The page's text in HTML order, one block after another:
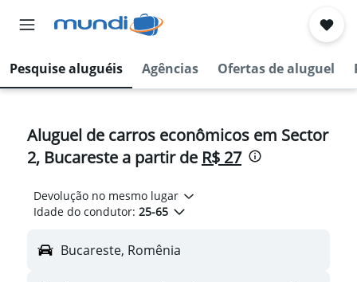
Pesquise aluguéis Agências Ofertas de aluguel
Aluguel de carros econômicos em Sector
2, Bucareste a partir de R$ 27
Devolução no mesmo lugar
Idade do condutor: 25-65
Bucareste, Romênia